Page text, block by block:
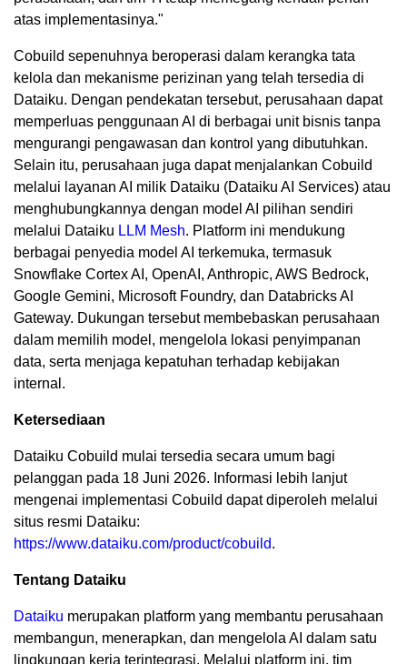
atas implementasinya."
Cobuild sepenuhnya beroperasi dalam kerangka tata
kelola dan mekanisme perizinan yang telah tersedia di
Dataiku. Dengan pendekatan tersebut, perusahaan dapat
memperluas penggunaan AI di berbagai unit bisnis tanpa
mengurangi pengawasan dan kontrol yang dibutuhkan.
Selain itu, perusahaan juga dapat menjalankan Cobuild
melalui layanan AI milik Dataiku (Dataiku AI Services) atau
menghubungkannya dengan model AI pilihan sendiri
melalui Dataiku LLM Mesh. Platform ini mendukung
berbagai penyedia model AI terkemuka, termasuk
Snowflake Cortex AI, OpenAI, Anthropic, AWS Bedrock,
Google Gemini, Microsoft Foundry, dan Databricks AI
Gateway. Dukungan tersebut membebaskan perusahaan
dalam memilih model, mengelola lokasi penyimpanan
data, serta menjaga kepatuhan terhadap kebijakan
internal.
Ketersediaan
Dataiku Cobuild mulai tersedia secara umum bagi
pelanggan pada 18 Juni 2026. Informasi lebih lanjut
mengenai implementasi Cobuild dapat diperoleh melalui
situs resmi Dataiku:
https://www.dataiku.com/product/cobuild.
Tentang Dataiku
Dataiku merupakan platform yang membantu perusahaan
membangun, menerapkan, dan mengelola AI dalam satu
lingkungan kerja terintegrasi. Melalui platform ini, tim